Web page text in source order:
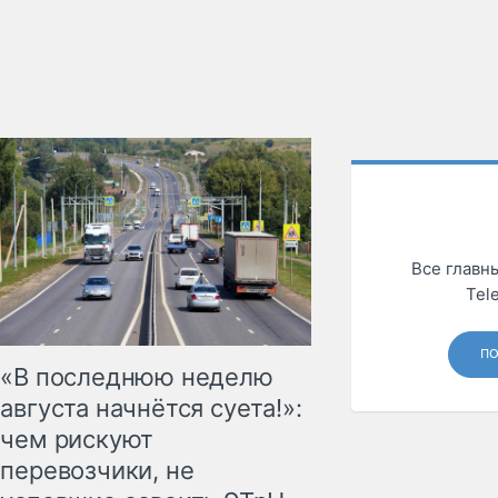
«В последнюю неделю
августа начнётся суета!»:
чем рискуют
перевозчики, не
Все